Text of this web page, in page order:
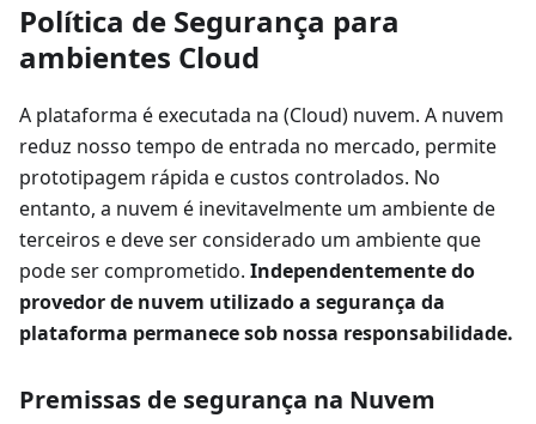
Política de Segurança para
ambientes Cloud
A plataforma é executada na (Cloud) nuvem. A nuvem
reduz nosso tempo de entrada no mercado, permite
prototipagem rápida e custos controlados. No
entanto, a nuvem é inevitavelmente um ambiente de
terceiros e deve ser considerado um ambiente que
pode ser comprometido. Independentemente do
provedor de nuvem utilizado a segurança da
plataforma permanece sob nossa responsabilidade.
Premissas de segurança na Nuvem